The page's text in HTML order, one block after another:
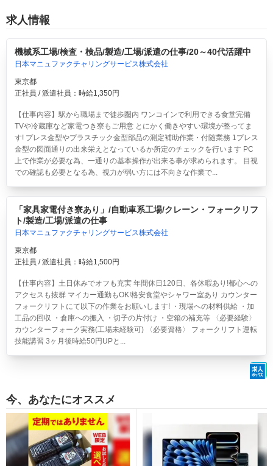
求人情報
機械系工場/検査・検品/製造/工場/派遣の仕事/20～40代活躍中
日本マニュファクチャリングサービス株式会社
東京都
正社員 / 派遣社員：時給1,350円
【仕事内容】駅から職場まで徒歩圏内 ワンコインで利用できる食堂完備
TVや冷蔵庫など家電つき寮もご用意 とにかく働きやすい環境が整ってま
す! プレス金型やプラスチック金型部品の測定補助作業・付随業務 1プレス
金型の図面通りの出来栄えとなっているか所定のチェックを行います PC
上で作業が必要な為、一通りの基本操作が出来る事が求められます。 目視
での確認も必要となる為、視力が弱い方には不向きな作業で...
「家具家電付き寮あり」/自動車系工場/クレーン・フォークリフ
ト/製造/工場/派遣の仕事
日本マニュファクチャリングサービス株式会社
東京都
正社員 / 派遣社員：時給1,500円
【仕事内容】土日休みでオフも充実 年間休日120日、各休暇あり!都心への
アクセスも抜群 マイカー通勤もOK!格安食堂やシャワー室あり カウンター
フォークリフトにて以下の作業をお願いします! ・現場への材料供給 ・加
工品の回収 ・倉庫への搬入 ・切子の片付け ・空箱の補充等 〈必要経験〉
カウンターフォーク実務(工場未経験可) 〈必要資格〉 フォークリフト運転
技能講習 3ヶ月後時給50円UPと...
今、あなたにオススメ